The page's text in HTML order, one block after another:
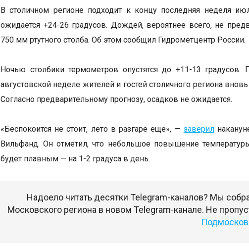
В столичном регионе подходит к концу последняя неделя
ожидается +24-26 градусов. Дождей, вероятнее всего, не
750 мм ртутного столба. Об этом сообщил Гидрометцентр России.
Ночью столбики термометров опустятся до +11-13
августовской неделе жителей и гостей столичного региона
Согласно предварительному прогнозу, осадков не ожидается.
«Беспокоится не стоит, лето в разгаре еще», — заверил
Вильфанд. Он отметил, что небольшое повышение
будет плавным — на 1-2 градуса в день.
Надоело читать десятки Telegram-каналов? Мы
Московского региона в новом Telegram-канале. Не